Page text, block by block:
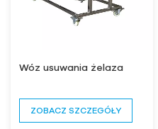
Wóz usuwania żelaza
ZOBACZ SZCZEGÓŁY